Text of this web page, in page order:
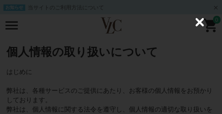
お知らせ 当サイトのご利用方法について
0
個人情報の取り扱いについて
はじめに
弊社は、各種サービスのご提供にあたり、お客様の個人情報をお預かり
しております。
弊社は、個人情報に関する法令を遵守し、個人情報の適切な取り扱いを
C